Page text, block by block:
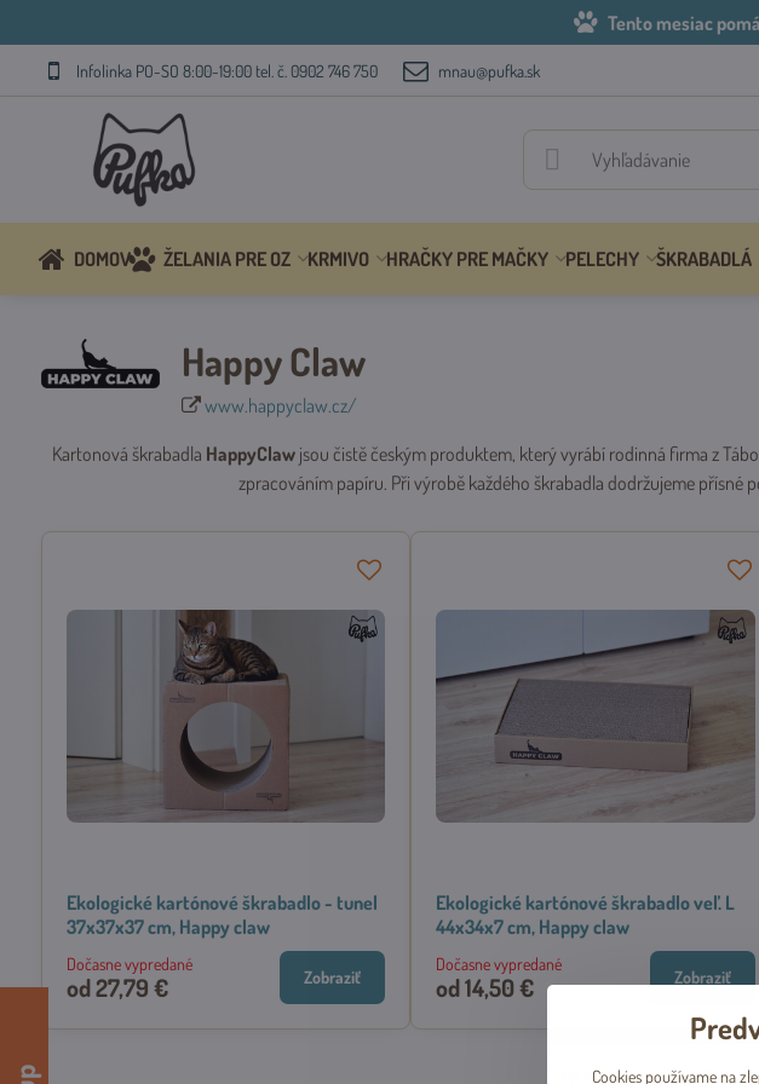
Tento mesiac
Infolinka PO-SO 8:00-19:00 tel. č. 0902 746 750 mnau@pufka.sk
DOMOV ŽELANIA PRE OZ KRMIVO HRAČKY PRE MAČKY PELECHY ŠKRABADLÁ
Happy Claw
www.happyclaw.cz/
Kartonová škrabadla HappyClaw jsou čistě českým produktem, který vyrábí rodinná firma z
zpracováním papíru. Při výrobě každého škrabadla dodržujeme přísné
Ekologické kartónové škrabadlo - tunel
37x37x37 cm, Happy claw
Dočasne vypredané
od 27,79 € Zobraziť
Ekologické kartónové škrabadlo veľ. L
44x34x7 cm, Happy claw
Dočasne vypredané
od 14,50 € Zobraziť
PB boxs, s.r.o., se sídlem
Cookies používame na